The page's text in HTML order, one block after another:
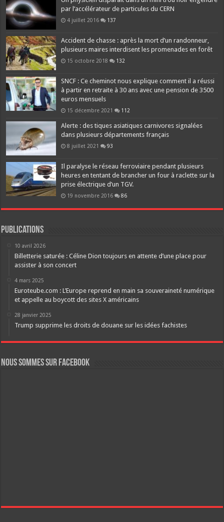
par l’accélérateur de particules du CERN
4 juillet 2016 137
Accident de chasse : après la mort d’un randonneur,
plusieurs maires interdisent les promenades en forêt
15 octobre 2018 132
SNCF : Ce cheminot nous explique comment il a réussi
à partir en retraite à 30 ans avec une pension de 3500
euros mensuels
15 décembre 2021 112
Alerte : des tiques asiatiques carnivores signalées
dans plusieurs départements français
8 juillet 2021 93
Il paralyse le réseau ferroviaire pendant plusieurs
heures en tentant de brancher un four à raclette sur la
prise électrique d’un TGV.
19 novembre 2016 86
Publications
10 avril 2026
Billetterie saturée : Céline Dion toujours en attente d’une place pour
assister à son concert
4 mars 2025
Euroteube.com : L’Europe reprend en main sa souveraineté numérique
et appelle au boycott des sites X américains
28 janvier 2025
Trump supprime les droits de douane sur les idées fachistes
Nous sommes sur FaceBook